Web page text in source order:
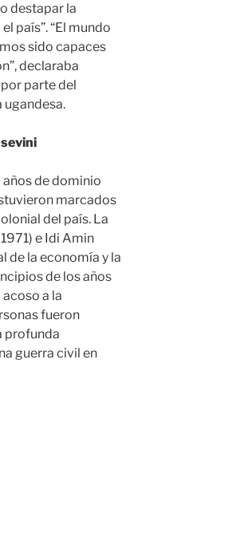
destapar la
país”. “El mundo
sido capaces
declaraba
parte del
ugandesa.
de dominio
marcados
del país. La
e Idi Amin
de la economía y la
de los años
a la
fueron
profunda
guerra civil en